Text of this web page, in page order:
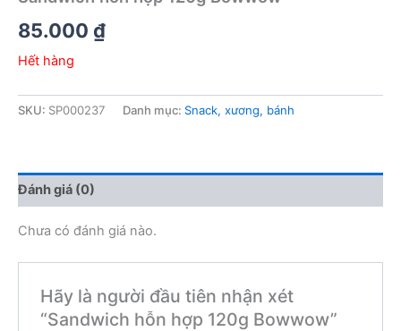
85.000 ₫
Hết hàng
SKU: SP000237 Danh mục: Snack, xương, bánh
Đánh giá (0)
Chưa có đánh giá nào.
Hãy là người đầu tiên nhận xét
“Sandwich hỗn hợp 120g Bowwow”